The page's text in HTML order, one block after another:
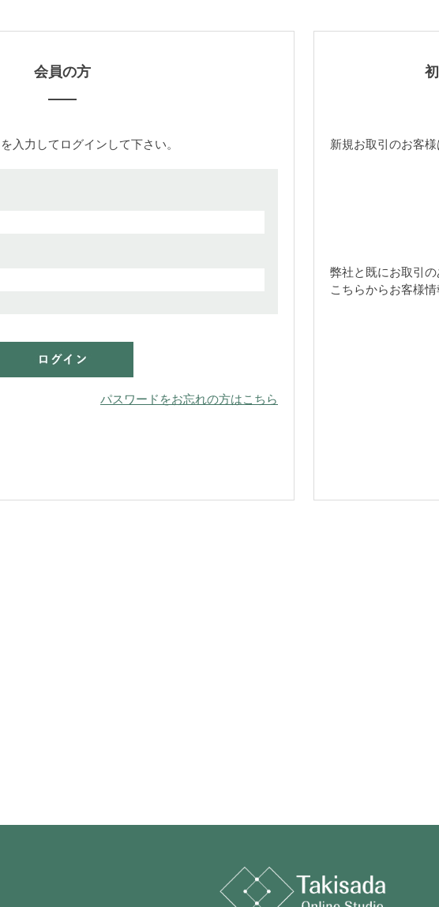
会員の方
を入力してログインして下さい。
パスワードをお忘れの方はこちら
新規お取引のお客
弊社と既にお取引の
こちらからお客様